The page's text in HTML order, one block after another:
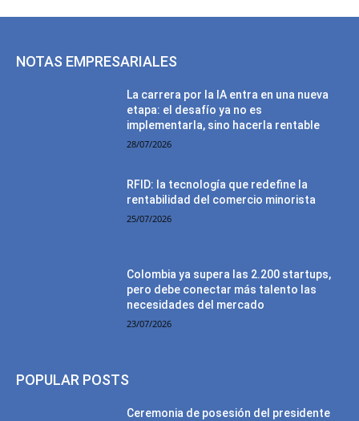
NOTAS EMPRESARIALES
La carrera por la IA entra en una nueva
etapa: el desafío ya no es
implementarla, sino hacerla rentable
28/07/2026
RFID: la tecnología que redefine la
rentabilidad del comercio minorista
25/07/2026
Colombia ya supera las 2.200 startups,
pero debe conectar más talento las
necesidades del mercado
23/07/2026
POPULAR POSTS
Ceremonia de posesión del presidente